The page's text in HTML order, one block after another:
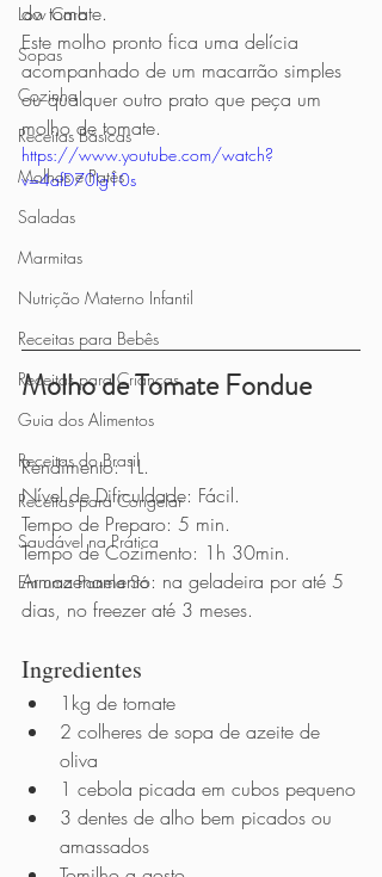
Low Carb
Sopas
Cozinha
Receitas Básicas
Molhos e Patês
Saladas
Marmitas
Nutrição Materno Infantil
Receitas para Bebês
Receitas para Crianças
Guia dos Alimentos
Receitas do Brasil
Receitas para Congelar
Saudável na Prática
Em uma Panela Só
do tomate.
Este molho pronto fica uma delícia
acompanhado de um macarrão simples
ou qualquer outro prato que peça um
molho de tomate.
https://www.youtube.com/watch?
v=4afD70Ig10s
Molho de Tomate Fondue
Rendimento: 1L.
Nível de Dificuldade: Fácil.
Tempo de Preparo: 5 min.
Tempo de Cozimento: 1h 30min.
Armazenamento: na geladeira por até 5
dias, no freezer até 3 meses.
Ingredientes
1kg de tomate
2 colheres de sopa de azeite de
oliva
1 cebola picada em cubos pequeno
3 dentes de alho bem picados ou
amassados